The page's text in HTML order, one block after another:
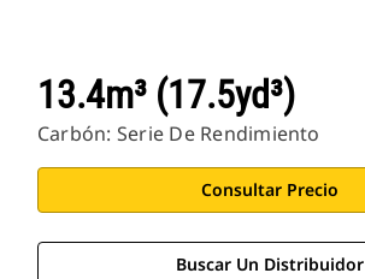
13.4m³ (17.5yd³)
Carbón: Serie De Rendimiento
Consultar Precio
Buscar Un Distribuidor